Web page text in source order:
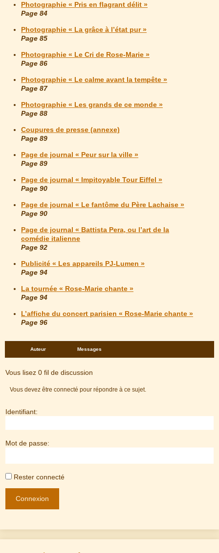
Photographie « Pris en flagrant délit »
Page 84
Photographie « La grâce à l’état pur »
Page 85
Photographie « Le Cri de Rose-Marie »
Page 86
Photographie « Le calme avant la tempête »
Page 87
Photographie « Les grands de ce monde »
Page 88
Coupures de presse (annexe)
Page 89
Page de journal « Peur sur la ville »
Page 89
Page de journal « Impitoyable Tour Eiffel »
Page 90
Page de journal « Le fantôme du Père Lachaise »
Page 90
Page de journal « Battista Pera, ou l’art de la
comédie italienne
Page 92
Publicité « Les appareils PJ-Lumen »
Page 94
La tournée « Rose-Marie chante »
Page 94
L’affiche du concert parisien « Rose-Marie chante »
Page 96
Auteur Messages
Vous lisez 0 fil de discussion
Vous devez être connecté pour répondre à ce sujet.
Identifiant:
Mot de passe:
Rester connecté
Connexion